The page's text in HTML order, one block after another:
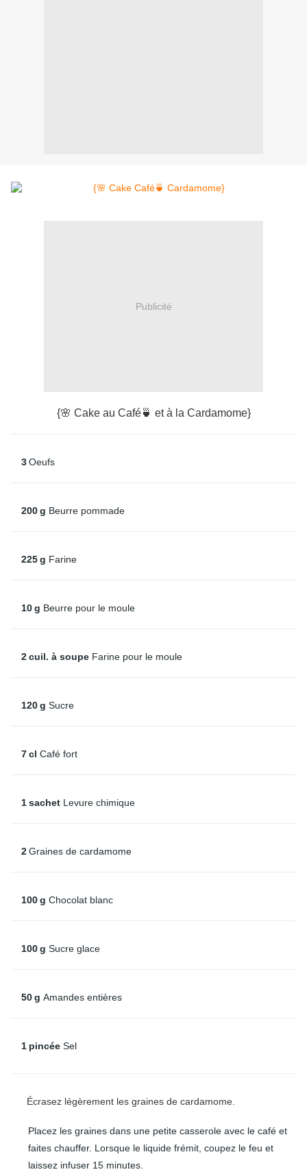
Publicité
{🌸 Cake au Café🍵 et à la Cardamome}
3Oeufs
200g Beurre pommade
225g Farine
10g Beurre pour le moule
2cuil. à soupe Farine pour le moule
120g Sucre
7cl Café fort
1sachet Levure chimique
2Graines de cardamome
100g Chocolat blanc
100g Sucre glace
50g Amandes entières
1 pincée Sel
Écrasez légèrement les graines de cardamome.
Placez les graines dans une petite casserole avec le café et
faites chauffer. Lorsque le liquide frémit, coupez le feu et
laissez infuser 15 minutes.